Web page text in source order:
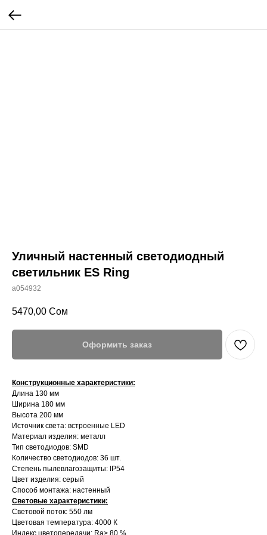
Уличный настенный светодиодный
светильник ES Ring
a054932
5470,00 Сом
Оформить заказ
Конструкционные характеристики:
Длина 130 мм
Ширина 180 мм
Высота 200 мм
Источник света: встроенные LED
Материал изделия: металл
Тип светодиодов: SMD
Количество светодиодов: 36 шт.
Степень пылевлагозащиты: IP54
Цвет изделия: серый
Способ монтажа: настенный
Световые характеристики:
Световой поток: 550 лм
Цветовая температура: 4000 К